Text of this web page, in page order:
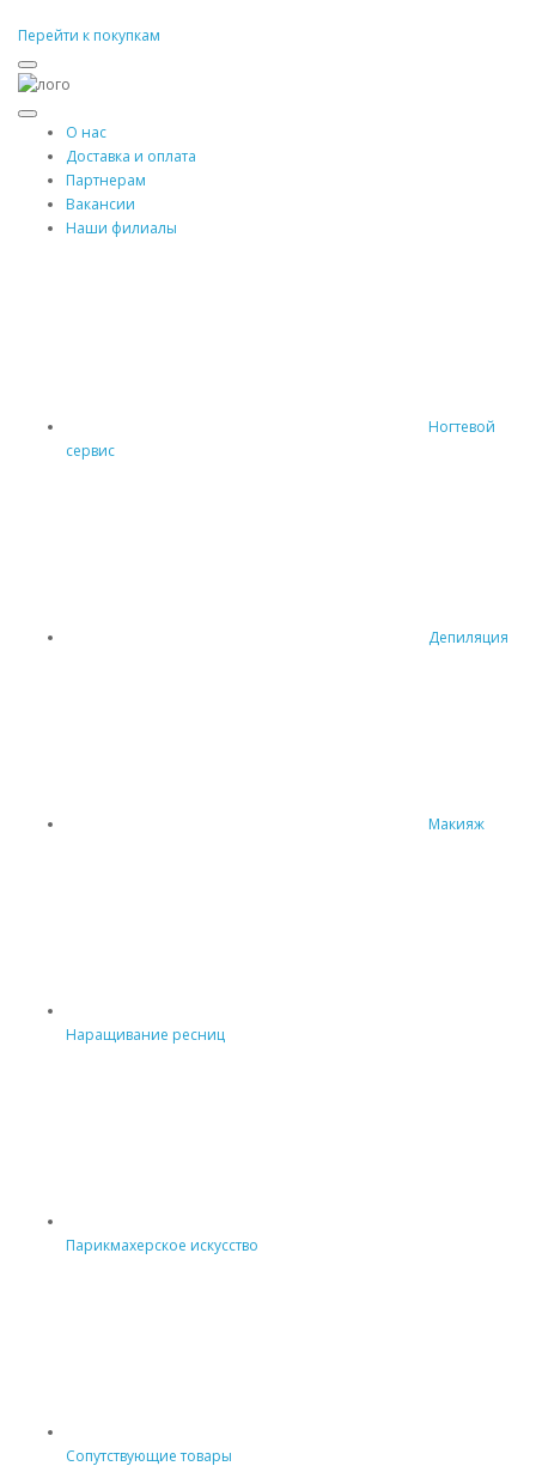
Перейти к покупкам
О нас
Доставка и оплата
Партнерам
Вакансии
Наши филиалы
Ногтевой
сервис
Депиляция
Макияж
Наращивание ресниц
Парикмахерское искусство
Сопутствующие товары